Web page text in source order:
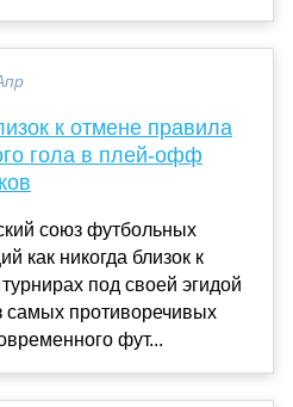
к отмене правила
гола в плей-офф
союз футбольных
как никогда близок к
под своей эгидой
самых противоречивых
фут...